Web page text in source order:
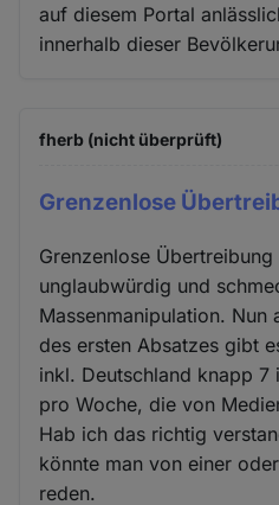
auf diesem Portal
innerhalb dieser
fherb (nicht überprüft)
Grenzenlose
Grenzenlose
unglaubwürdig und
Massenmanipulation. Nun
des ersten Absatzes gibt
inkl. Deutschland knapp 7
pro Woche, die von
Hab ich das richtig
könnte man von einer
reden.